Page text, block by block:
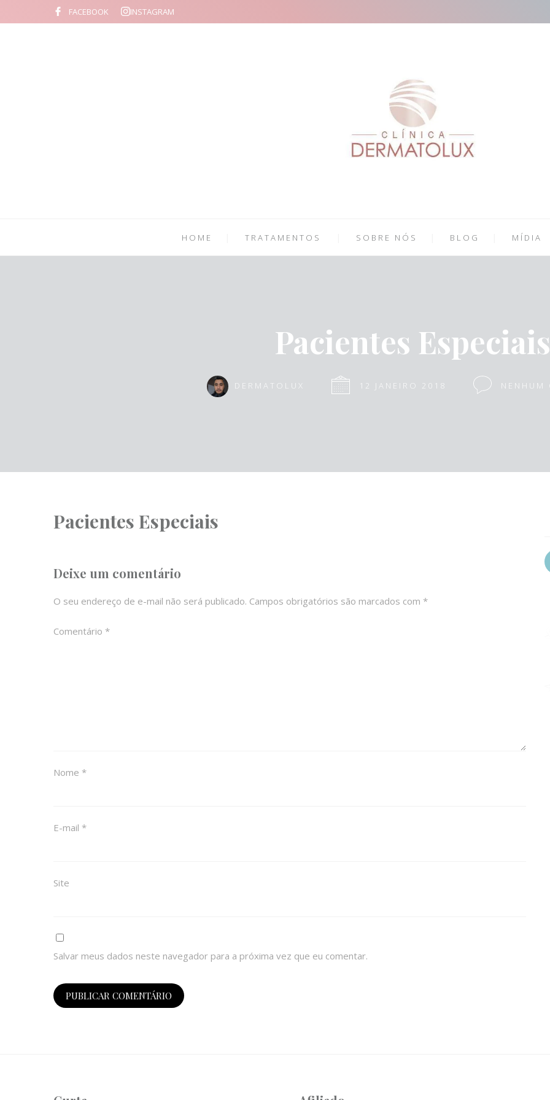
FACEBOOK INSTAGRAM
HOME TRATAMENTOS SOBRE NÓS BLOG MÍDIA
Pacientes Especiais
DERMATOLUX 12 JANEIRO 2018 NENHUM
Pacientes Especiais
Deixe um comentário
O seu endereço de e-mail não será publicado. Campos obrigatórios são marcados com *
Comentário *
Nome *
E-mail *
Site
Salvar meus dados neste navegador para a próxima vez que eu comentar.